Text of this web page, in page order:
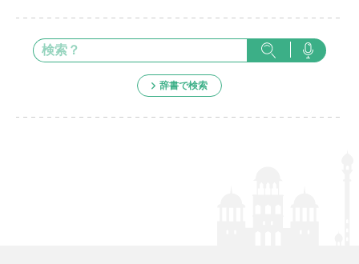
辞書で検索